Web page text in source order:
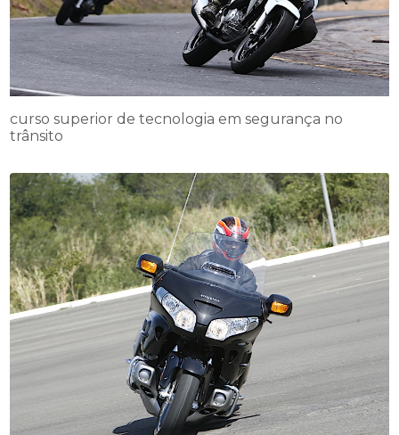
curso superior de tecnologia em segurança no
trânsito